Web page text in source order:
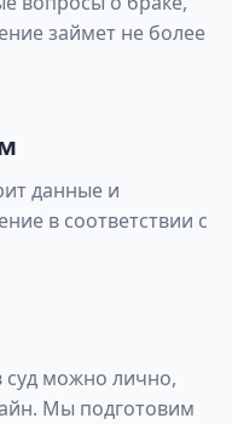
займет не более
данные и
в соответствии с
суд можно лично,
Мы подготовим